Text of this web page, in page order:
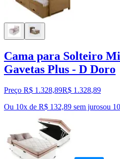
Cama para Solteiro
Gavetas Plus - D Doro
Preço R$ 1.328,89R$ 1.328,89
Ou 10x de R$ 132,89 sem jurosou 10